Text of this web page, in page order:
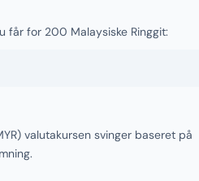
får for 200 Malaysiske Ringgit:
valutakursen svinger baseret på